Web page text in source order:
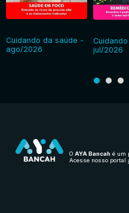
Cuidando da saúde -
ago/2026
jul/2026
O AYA Bancah é um
Acesse nosso portal